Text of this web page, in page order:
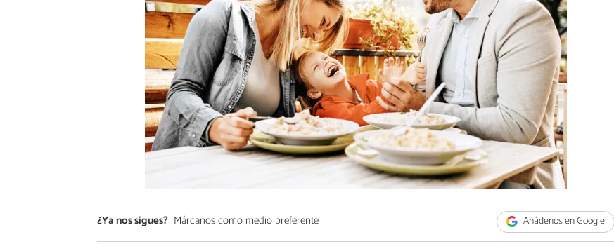
¿Ya nos sigues? Márcanos como medio preferente Añádenos en Google